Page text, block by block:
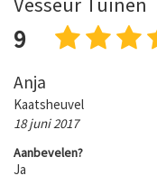
9
Anja
Kaatsheuvel
18 juni 2017
Aanbevelen?
Ja